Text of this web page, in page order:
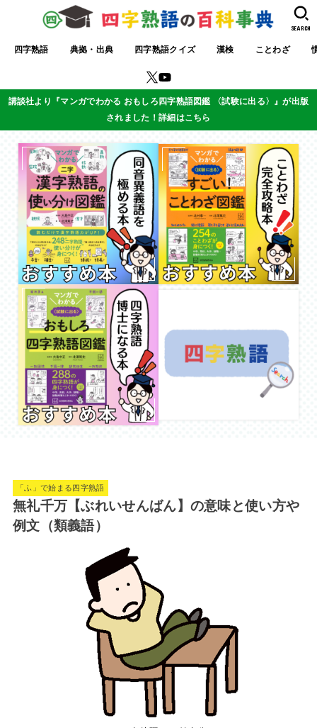
四字熟語 典拠・出典 四字熟語クイズ 漢検 ことわざ
SEARCH
講談社より『マンガでわかる おもしろ四字熟語図鑑 〈試験に出る〉』が出版
されました！詳細はこちら
「ふ」で始まる四字熟語
無礼千万【ぶれいせんばん】の意味と使い方や
例文（類義語）